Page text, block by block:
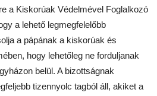
a Kiskorúak Védelmével Foglalkozó
a lehető legmegfelelőbb
a pápának a kiskorúak és
hogy lehetőleg ne forduljanak
belül. A bizottságnak
tizennyolc tagból áll, akiket a